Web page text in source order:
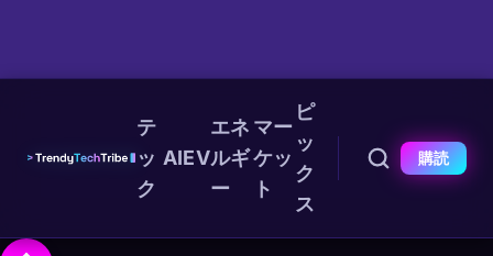
テ
ッ
ク
AIEV
エネ
ルギ
ー
マー
ケッ
ト
ピ
ッ
ク
ス
購読